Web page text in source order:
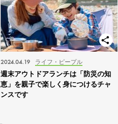
ライフ・ピープル
2024.04.19
週末アウトドアランチは「防災の知
恵」を親子で楽しく身につけるチャ
ンスです